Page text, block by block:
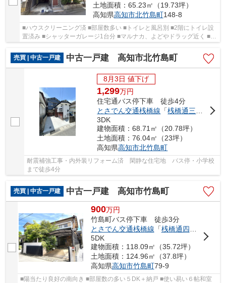
土地面積：65.23㎡（19.73坪）
高知県高知市北竹島町148-8
■ハウスクリーニング済 ■部屋数多い ■トイレと風呂別 ■2階にトイレ設
置済み ■シャッターガレージ1台分 ■マルナカ、よどやドラッグ近く ■土
佐道路に出やすい
売買 | 中古一戸建
中古一戸建 高知市北竹島町
8月3日 値下げ
1,299万円
住宅通バス停下車 徒歩4分
とさでん交通桟橋線 「桟橋通三丁目
」
3DK
建物面積：68.71㎡（20.78坪）
土地面積：76.04㎡（23坪）
高知県高知市北竹島町
耐震補強工事・内外装リフォーム済 閑静な住宅地 バス停・小学校
まで徒歩4分
売買 | 中古一戸建 中古一戸建 高知市竹島町
900万円
竹島町バス停下車 徒歩3分
とさでん交通桟橋線 「桟橋通四丁目
5DK
建物面積：118.09㎡（35.72坪）
土地面積：124.96㎡（37.8坪）
高知県高知市竹島町79-9
■陽当たり良好の南向き ■部屋数の多い５DK＋納戸 ■使い易い６帖和室